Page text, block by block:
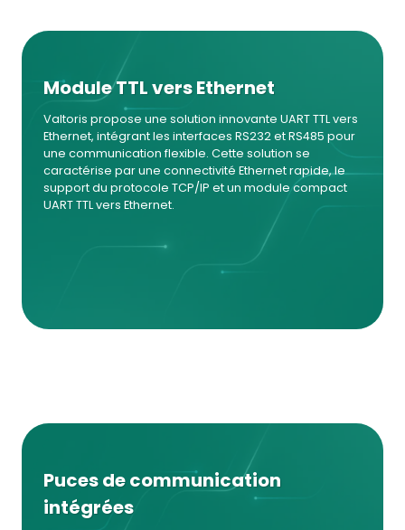
Module TTL vers Ethernet
Valtoris propose une solution innovante UART TTL vers
Ethernet, intégrant les interfaces RS232 et RS485 pour
une communication flexible. Cette solution se
caractérise par une connectivité Ethernet rapide, le
support du protocole TCP/IP et un module compact
UART TTL vers Ethernet.
Puces de communication
intégrées